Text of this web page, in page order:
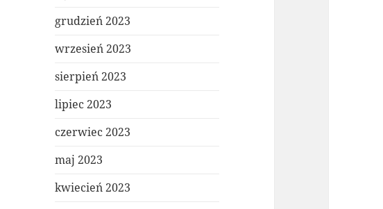
grudzień 2023
wrzesień 2023
sierpień 2023
lipiec 2023
czerwiec 2023
maj 2023
kwiecień 2023